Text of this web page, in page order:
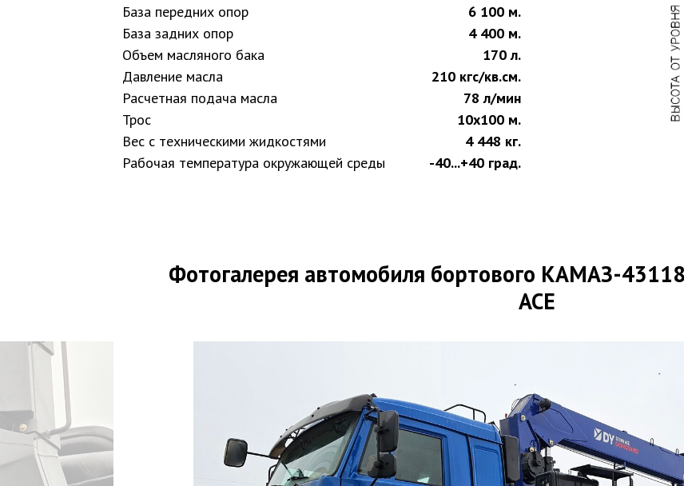
База передних опор
База задних опор
Объем масляного бака
Давление масла
Расчетная подача масла
Трос
Вес с техническими жидкостями
Рабочая температура окружающей среды
6 100 м.
4 400 м.
170 л.
210 кгс/кв.см.
78 л/мин
10х100 м.
4 448 кг.
-40...+40 град.
Фотогалерея автомобиля бортового КАМАЗ-
ACE